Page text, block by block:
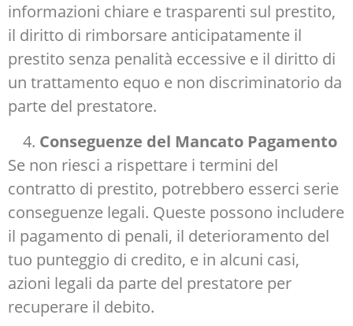
informazioni chiare e trasparenti sul prestito,
il diritto di rimborsare anticipatamente il
prestito senza penalità eccessive e il diritto di
un trattamento equo e non discriminatorio da
parte del prestatore.
Conseguenze del Mancato Pagamento
Se non riesci a rispettare i termini del
contratto di prestito, potrebbero esserci serie
conseguenze legali. Queste possono includere
il pagamento di penali, il deterioramento del
tuo punteggio di credito, e in alcuni casi,
azioni legali da parte del prestatore per
recuperare il debito.